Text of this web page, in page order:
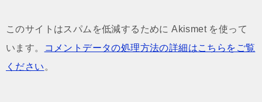
このサイトはスパムを低減するために Akismet を使って
います。
コメントデータの処理方法の詳細はこちらをご覧
ください 。